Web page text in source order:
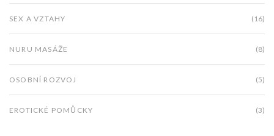
SEX A VZTAHY (16)
NURU MASÁŽE (8)
OSOBNÍ ROZVOJ (5)
EROTICKÉ POMŮCKY (3)